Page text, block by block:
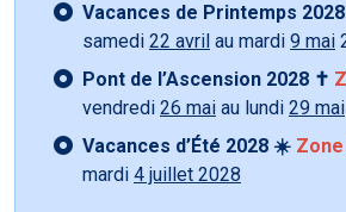
Vacances de Printemps 2028
samedi 22 avril au mardi 9 mai
Pont de l’Ascension 2028 ✝️
vendredi 26 mai au lundi 29 mai
Vacances d’Été 2028 ☀️
mardi 4 juillet 2028